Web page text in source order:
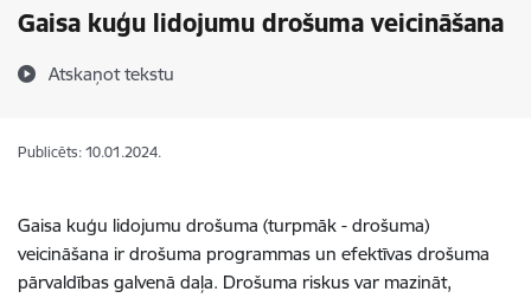
Gaisa kuģu lidojumu drošuma veicināšana
Atskaņot tekstu
Publicēts: 10.01.2024.
Gaisa kuģu lidojumu drošuma (turpmāk - drošuma)
veicināšana ir drošuma programmas un efektīvas drošuma
pārvaldības galvenā daļa. Drošuma riskus var mazināt,